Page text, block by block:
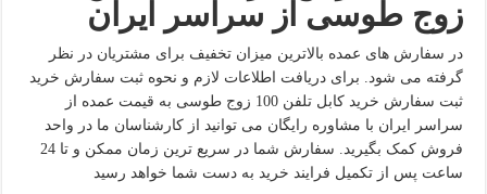
زوج طوسی از سراسر ایران
در سفارش های عمده بالاترین میزان تخفیف برای مشتریان در نظر
گرفته می شود. برای دریافت اطلاعات لازم و نحوه ثبت سفارش خرید
ثبت سفارش خرید کابل تلفن 100 زوج طوسی به قیمت عمده از
سراسر ایران با مشاوره رایگان می توانید از کارشناسان ما در واحد
فروش کمک بگیرید. سفارش شما در سریع ترین زمان ممکن و تا 24
ساعت پس از تکمیل فرایند خرید به دست شما خواهد رسید